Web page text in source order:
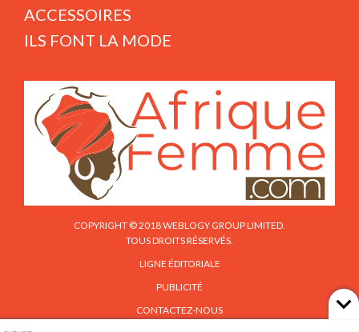
ACCESSOIRES
ILS FONT LA MODE
COPYRIGHT © 2018 WEBLOGY GROUP LIMITED.
TOUS DROITS RÉSERVÉS.
LIGNE ÉDITORIALE
PUBLICITÉ
CONTACTEZ-NOUS